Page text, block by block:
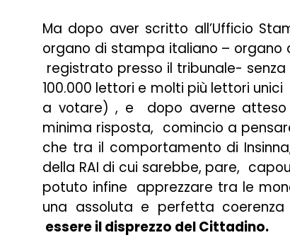
Ma dopo aver scritto all’Ufficio
organo di stampa italiano –
registrato presso il tribunale-
100.000 lettori e molti più lettori
a votare) , e dopo averne atteso
minima risposta, comincio a
che tra il comportamento di
della RAI di cui sarebbe, pare,
potuto infine apprezzare tra le
una assoluta e perfetta
essere il disprezzo del Cittadino.